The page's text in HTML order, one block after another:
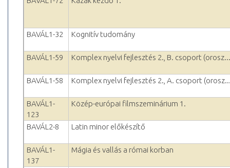
BAVÁL1-32 Kognitív tudomány
BAVÁL1-59 Komplex nyelvi fejlesztés 2., B. csoport (orosz...
BAVÁL1-58 Komplex nyelvi fejlesztés 2., A. csoport
BAVÁL1-
123
Közép-európai filmszeminárium 1.
BAVÁL2-8 Latin minor előkészítő
BAVÁL1-
137
Mágia és vallás a római korban